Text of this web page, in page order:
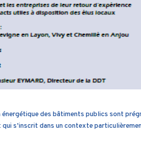
des bâtiments publics sont
s’inscrit dans un contexte